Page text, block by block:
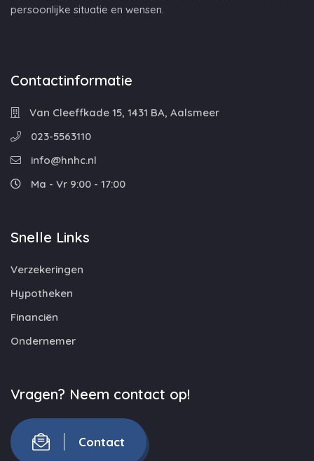
persoonlijke situatie en wensen.
Contactinformatie
Van Cleeffkade 15, 1431 BA, Aalsmeer
023-5563110
info@hnhc.nl
Ma - Vr 9:00 - 17:00
Snelle Links
Verzekeringen
Hypotheken
Financiën
Ondernemer
Vragen? Neem contact op!
Contact